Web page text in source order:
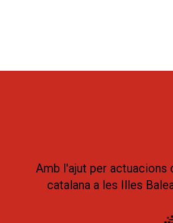
Amb l'ajut per actuacions
catalana a les Illes